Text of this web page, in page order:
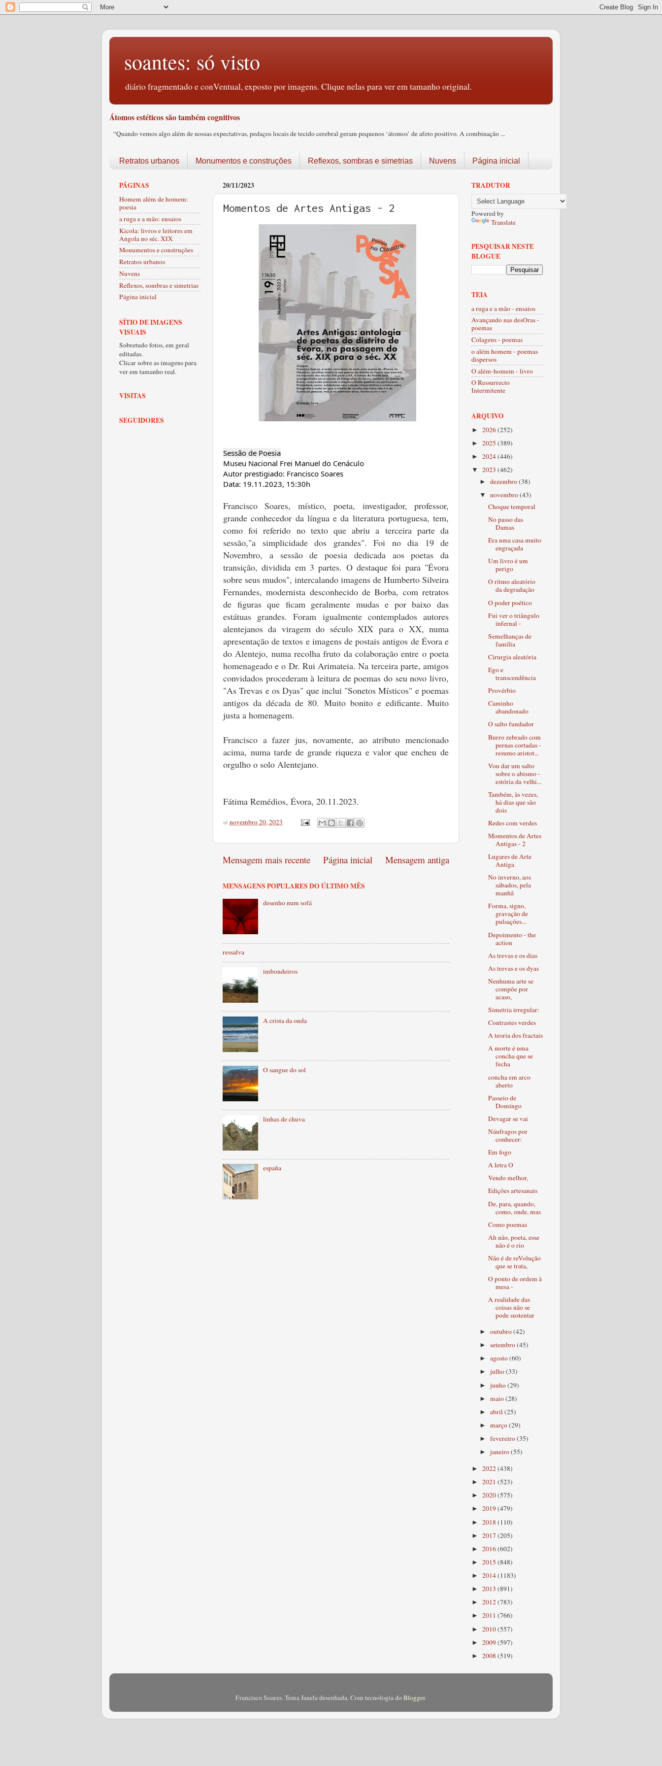
soantes: só visto
diário fragmentado e conVentual, exposto por imagens. Clique nelas para ver em tamanho original.
Átomos estéticos são também cognitivos
“Quando vemos algo além de nossas expectativas, pedaços locais de tecido cerebral geram pequenos ‘átomos’ de afeto positivo. A combinação ...
Retratos urbanos Monumentos e construções Reflexos, sombras e simetrias Nuvens Página inicial
20/11/2023
Momentos de Artes Antigas - 2
Sessão de Poesia
Museu Nacional Frei Manuel do Cenáculo
Autor prestigiado: Francisco Soares
Data: 19.11.2023, 15:30h
Francisco Soares, místico, poeta, investigador, professor,
grande conhecedor da língua e da literatura portuguesa, tem,
como foi referido no texto que abriu a terceira parte da
sessão,"a simplicidade dos grandes". Foi no dia 19 de
Novembro, a sessão de poesia dedicada aos poetas da
transição, dividida em 3 partes. O destaque foi para "Évora
sobre seus mudos", intercalando imagens de Humberto Silveira
Fernandes, modernista desconhecido de Borba, com retratos
de figuras que ficam geralmente mudas e por baixo das
estátuas grandes. Foram igualmente contemplados autores
alentejanos da viragem do século XIX para o XX, numa
apresentação de textos e imagens de postais antigos de Évora e
do Alentejo, numa recolha fruto da colaboração entre o poeta
homenageado e o Dr. Rui Arimateia. Na terceira parte, amigos
convidados procederam à leitura de poemas do seu novo livro,
"As Trevas e os Dyas" que inclui "Sonetos Místicos" e poemas
antigos da década de 80. Muito bonito e edificante. Muito
justa a homenagem.
Francisco a fazer jus, novamente, ao atributo mencionado
acima, numa tarde de grande riqueza e valor que encheu de
orgulho o solo Alentejano.
Fátima Remédios, Évora, 20.11.2023.
atnovembro 20, 2023
Mensagem mais recente Mensagem antiga
Página inicial
MENSAGENS POPULARES DO ÚLTIMO MÊS
desenho num sofá
ressalva
imbondeiros
A crista da onda
O sangue do sol
linhas de chuva
españa
PÁGINAS
Homem além de homem:
poesia
a ruga e a mão: ensaios
Kicola: livros e leitores em
Angola no séc. XIX
Monumentos e construções
Retratos urbanos
Nuvens
Reflexos, sombras e simetrias
Página inicial
SÍTIO DE IMAGENS
VISUAIS
Sobretudo fotos, em geral
editadas.
Clicar sobre as imagens para
ver em tamanho real.
VISITAS
SEGUIDORES
TRADUTOR
Powered by
Translate
PESQUISAR NESTE
BLOGUE
TEIA
a ruga e a mão - ensaios
Avançando nas desOras -
poemas
Colagens - poemas
o além homem - poemas
dispersos
O além-homem - livro
O Ressurrecto
Intermitente
ARQUIVO
► 2026(252)
► 2025 (389)
► 2024(446)
▼ 2023 (462)
►dezembro(38)
▼novembro(43)
Choque temporal
No passo das
Damas
Era uma casa muito
engraçada
Um livro é um
perigo
O ritmo aleatório
da degradação
O poder poético
Fui ver o triângulo
infernal -
Semelhanças de
família
Cirurgia aleatória
Ego e
transcendência
Provérbio
Caminho
abandonado
O salto fundador
Burro zebrado com
pernas cortadas -
resumo aristot...
Vou dar um salto
sobre o abismo -
estória da velhi...
Também, às vezes,
há dias que são
dois
Redes com verdes
Momentos de Artes
Antigas - 2
Lugares de Arte
Antiga
No inverno, aos
sábados, pela
manhã
Forma, signo,
gravação de
pulsações...
Depoimento - the
action
As trevas e os dias
As trevas e os dyas
Nenhuma arte se
compõe por
acaso,
Simetria irregular:
Contrastes verdes
A teoria dos fractais
A morte é uma
concha que se
fecha
concha em arco
aberto
Passeio de
Domingo
Devagar se vai
Náufragos por
conhecer:
Em fogo
A letra O
Vendo melhor,
Edições artesanais
De, para, quando,
como, onde, mas
Como poemas
Ah não, poeta, esse
não é o rio
Não é de reVolução
que se trata,
O ponto de ordem à
mesa -
A realidade das
coisas não se
pode sustentar
►outubro(42)
►setembro(45)
►agosto(60)
►julho(33)
►junho(29)
►maio(28)
►abril(25)
►março(29)
►fevereiro(35)
►janeiro(55)
► 2022(438)
► 2021 (523)
► 2020(575)
► 2019(479)
► 2018 (110)
► 2017 (205)
► 2016(602)
► 2015 (848)
► 2014(1183)
► 2013 (891)
► 2012(783)
► 2011 (766)
► 2010(557)
► 2009(597)
► 2008 (519)
Francisco Soares. Tema Janela desenhada. Com tecnologia doBlogger.